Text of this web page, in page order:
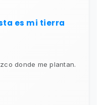
es mi tierra
donde me plantan.